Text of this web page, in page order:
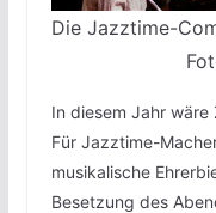
Die Jazztime-
In diesem Jahr
Für Jazztime-
musikalische
Besetzung des